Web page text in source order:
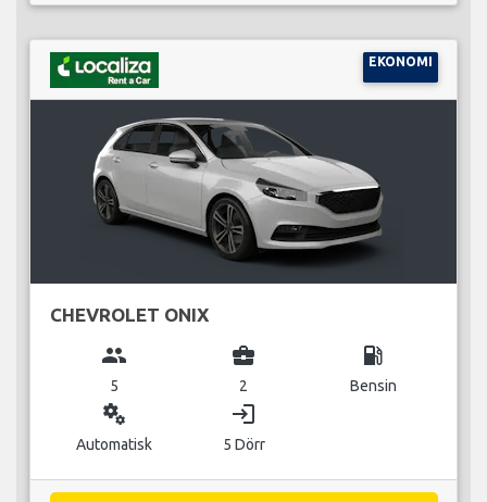
EKONOMI
CHEVROLET ONIX
group
5
business_center
2
local_gas_station
Bensin
miscellaneous_services
Automatisk
login
5 Dörr